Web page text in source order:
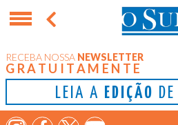
RECEBA NOSSA NEWSLETTER
GRATUITAMENTE
LEIA A EDIÇÃO DE